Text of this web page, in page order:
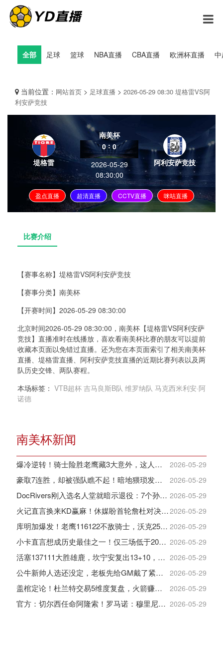
全部 足球 篮球 NBA直播 CBA直播 欧洲杯直播
当前位置： 网站首页 > 足球直播 > 2026-05-29 08:30 堤格雷VS阿
利安萨竞技
堤格雷
南美杯
0:0
2026-05-29
08:30:00
阿利安萨竞技
盈点直播 超清直播 CCTV直播 咪咕直播
比赛介绍
【赛事名称】 堤格雷VS阿利安萨竞技
【赛事分类】 南美杯
【开赛时间】 2026-05-29 08:30:00
北京时间2026-05-29 08:30:00，南美杯【堤格雷VS阿利安萨
竞技】直播准时在线播放，喜欢看南美杯比赛的朋友可以提前
收藏本页面以免错过直播。还为您在本页面索引了相关南美杯
直播、堤格雷直播、阿利安萨竞技直播的近期比赛列表以及两
队历史交锋、两队赛程。
本场标签： VTB超杯 吉马良斯B队 维罗纳队 马克西米利安·阿
诺德
南美杯新闻
爆冷逆转！骑士险胜老鹰藏3大意外，这人彻底沦为季后赛鸡肋 2026-05-29
豪取7连胜，却被强队瞧不起！暗地猥琐发育，雷霆卫冕的劲敌来了 2026-05-29
DocRivers刚入选名人堂就暗示退役：7个孙辈等不起了 2026-05-29
火记直言换来KD赢麻！休媒盼首轮詹杜对决：湖人内部生嫌隙利火箭2026-05-29
库明加爆发！老鹰116122不敌骑士，沃克25+4+2+2，约翰逊12+11+6 2026-05-29
小卡直言想成历史最佳之一！仅三场低于20+入巅峰保底最佳三阵 2026-05-29
活塞137111大胜雄鹿，坎宁安复出13+10，杜伦21分9板 2026-05-29
公牛新帅人选还没定，老板先给GM戴了紧箍咒 2026-05-29
盖棺定论！杜兰特交易5维度复盘，火箭赚大了，太阳只赢在未来 2026-05-29
官方：切尔西任命阿隆索！罗马诺：穆里尼奥对重返皇马感到激动！ 2026-05-29